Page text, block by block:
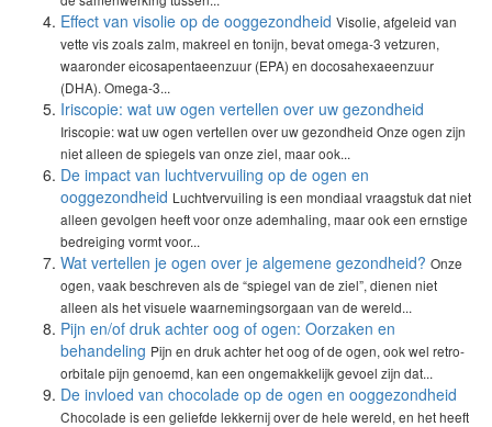
Effect van visolie op de ooggezondheid Visolie, afgeleid van
vette vis zoals zalm, makreel en tonijn, bevat omega-3 vetzuren,
waaronder eicosapentaeenzuur (EPA) en docosahexaeenzuur
(DHA). Omega-3...
Iriscopie: wat uw ogen vertellen over uw gezondheid
Iriscopie: wat uw ogen vertellen over uw gezondheid Onze ogen zijn
niet alleen de spiegels van onze ziel, maar ook...
De impact van luchtvervuiling op de ogen en
ooggezondheid Luchtvervuiling is een mondiaal vraagstuk dat niet
alleen gevolgen heeft voor onze ademhaling, maar ook een ernstige
bedreiging vormt voor...
Wat vertellen je ogen over je algemene gezondheid? Onze
ogen, vaak beschreven als de “spiegel van de ziel”, dienen niet
alleen als het visuele waarnemingsorgaan van de wereld...
Pijn en/of druk achter oog of ogen: Oorzaken en
behandeling Pijn en druk achter het oog of de ogen, ook wel retro-
orbitale pijn genoemd, kan een ongemakkelijk gevoel zijn dat...
De invloed van chocolade op de ogen en ooggezondheid
Chocolade is een geliefde lekkernij over de hele wereld, en het heeft